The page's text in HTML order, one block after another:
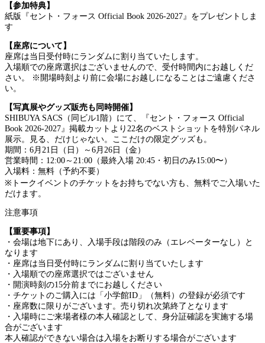
【参加特典】
紙版『セント・フォース Official Book 2026-2027』をプレゼントしま
す
【座席について】
座席は当日受付時にランダムに割り当ていたします。
入場順での座席選択はございませんので、受付時間内にお越しくだ
さい。 ※開場時刻より前に会場にお越しになることはご遠慮くださ
い。
【写真展やグッズ販売も同時開催】
SHIBUYA SACS（同ビル1階）にて、『セント・フォース Official
Book 2026-2027』掲載カットより22名のベストショットを特別パネル
展示。見る、だけじゃない。ここだけの限定グッズも。
期間：6月21日（日）～6月26日（金）
営業時間：12:00～21:00（最終入場 20:45・初日のみ15:00〜）
入場料：無料（予約不要）
※トークイベントのチケットをお持ちでない方も、無料でご入場いた
だけます。
注意事項
【重要事項】
・会場は地下にあり、入場手段は階段のみ（エレベーターなし）と
なります
・座席は当日受付時にランダムに割り当ていたします
・入場順での座席選択ではございません
・開演時刻の15分前までにお越しください
・チケットのご購入には「小学館ID」（無料）の登録が必須です
・座席数に限りがございます。売り切れ次第終了となります
・入場時にご来場者様の本人確認として、身分証確認を実施する場
合がございます
本人確認ができない場合は入場をお断りする場合がございます